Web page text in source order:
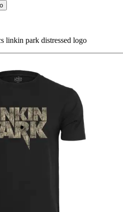
linkin park distressed logo